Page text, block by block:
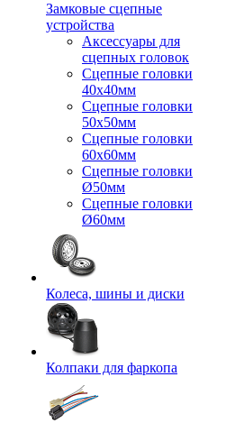
Замковые сцепные
устройства
Аксессуары для
сцепных головок
Сцепные головки
40x40мм
Сцепные головки
50x50мм
Сцепные головки
60x60мм
Сцепные головки
Ø50мм
Сцепные головки
Ø60мм
Колеса, шины и диски
Колпаки для фаркопа